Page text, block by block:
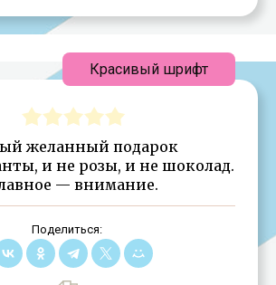
желанный подарок
и не розы, и не шоколад.
— внимание.
Поделиться:
Красивый шрифт